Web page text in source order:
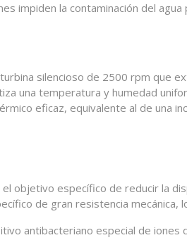
impiden la contaminación del
silencioso de 2500 rpm que
una temperatura y humedad
eficaz, equivalente al de una
el objetivo específico de reducir la
de gran resistencia
antibacteriano especial de iones